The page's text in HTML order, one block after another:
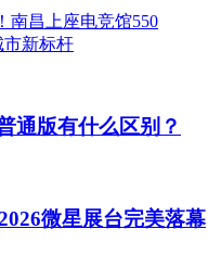
通版有什么区别？
微星展台完美落幕